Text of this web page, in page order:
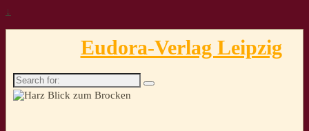
↓
Eudora-Verlag Leipzig
Search
for: